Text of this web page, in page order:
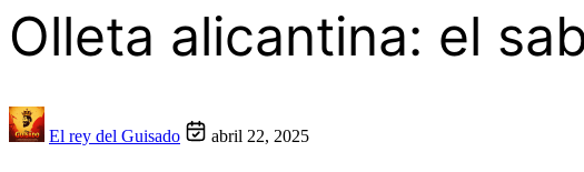
Olleta alicantina: el
El rey del Guisado abril 22, 2025